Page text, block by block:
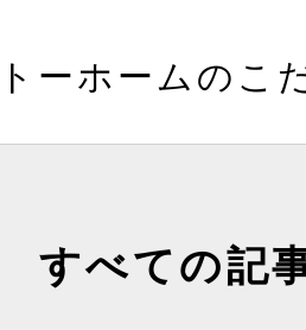
ーホームのこ
すべての記